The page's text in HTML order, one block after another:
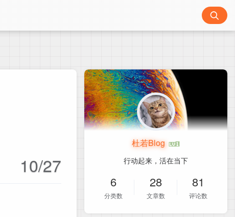
10/27
杜若Blog
行动起来，活在当下
6
分类数
28
文章数
81
评论数